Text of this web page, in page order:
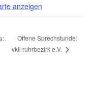
anzeigen
Offene Sprechstunde:
vkii ruhrbezirk e.V.